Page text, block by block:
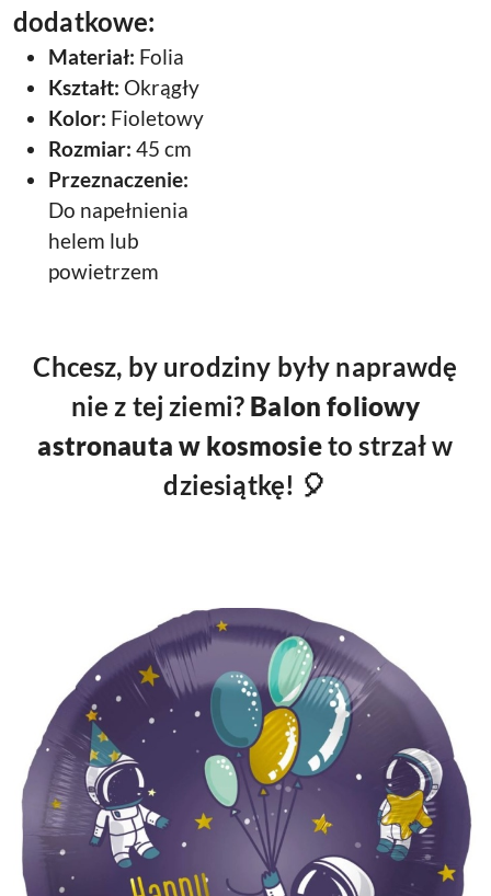
dodatkowe:
Materiał: Folia
Kształt: Okrągły
Kolor: Fioletowy
Rozmiar: 45 cm
Przeznaczenie:
Do napełnienia
helem lub
powietrzem
Chcesz, by urodziny były naprawdę
nie z tej ziemi? Balon foliowy
astronauta w kosmosieto strzał w
dziesiątkę! 🎈